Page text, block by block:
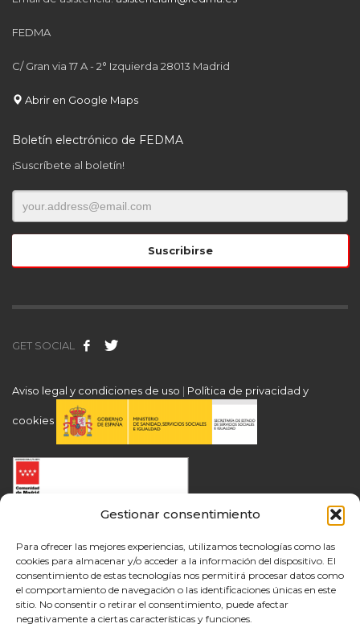
Gestionar consentimiento
Para ofrecer las mejores experiencias, utilizamos tecnologías como las
cookies para almacenar y/o acceder a la información del dispositivo. El
consentimiento de estas tecnologías nos permitirá procesar datos como
el comportamiento de navegación o las identificaciones únicas en este
sitio. No consentir o retirar el consentimiento, puede afectar
negativamente a ciertas características y funciones.
FEDMA
C/ Gran via 17 A - 2° Izquierda 28013 Madrid
Abrir en Google Maps
Boletín electrónico de FEDMA
¡Suscríbete al boletín!
GET SOCIAL
Aviso legal y condiciones de uso | Política de privacidad y
cookies